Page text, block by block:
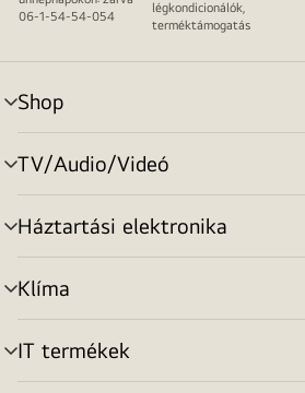
06-1-54-54-054
légkondicionálók,
terméktámogatás
Shop
menu
toggle
TV/Audio/Videó
menu
toggle
Háztartási elektronika
menu
toggle
Klíma
menu
toggle
IT termékek
menu
toggle